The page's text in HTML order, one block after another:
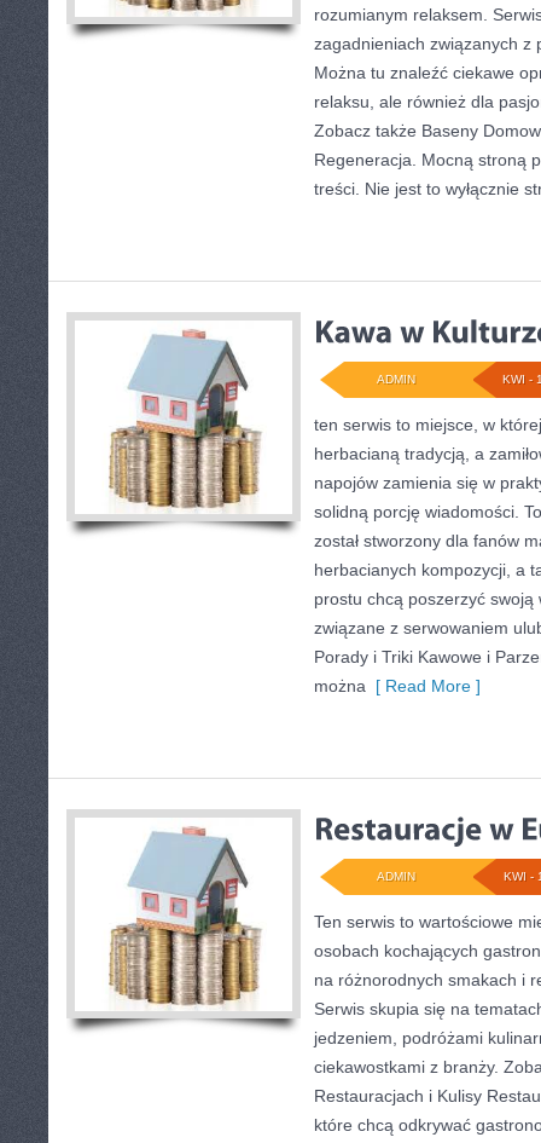
rozumianym relaksem.
zagadnieniach związanych z
Można tu znaleźć ciekawe
relaksu, ale również dla
Zobacz także Baseny
Regeneracja. Mocną stroną
treści. Nie jest to wyłącznie
KWI -
ADMIN
ten serwis to miejsce, w
herbacianą tradycją, a
napojów zamienia się w
solidną porcję wiadomości.
został stworzony dla fanów
herbacianych kompozycji, a
prostu chcą poszerzyć swoją
związane z serwowaniem
Porady i Triki Kawowe i
można [ Read More ]
KWI -
ADMIN
Ten serwis to wartościowe
osobach kochających
na różnorodnych smakach i
Serwis skupia się na
jedzeniem, podróżami
ciekawostkami z branży.
Restauracjach i Kulisy
które chcą odkrywać